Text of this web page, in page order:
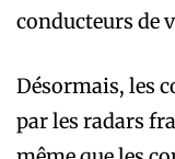
conducteurs de
Désormais, les
par les radars